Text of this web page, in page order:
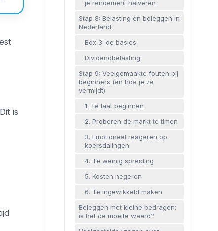
is
je rendement halveren
Stap 8: Belasting en beleggen in
Nederland
Box 3: de basics
Dividendbelasting
Stap 9: Veelgemaakte fouten bij
beginners (en hoe je ze
vermijdt)
1. Te laat beginnen
2. Proberen de markt te timen
3. Emotioneel reageren op
koersdalingen
4. Te weinig spreiding
5. Kosten negeren
6. Te ingewikkeld maken
Beleggen met kleine bedragen:
is het de moeite waard?